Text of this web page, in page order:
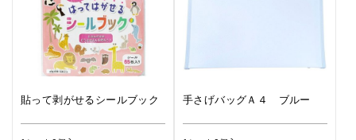
貼って剥がせるシールブック 手さげバッグＡ４ ブルー